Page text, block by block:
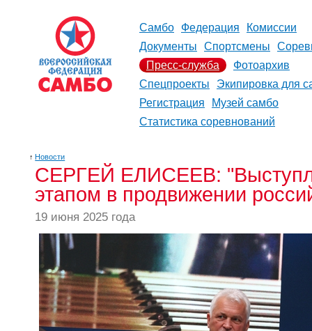
Самбо Федерация
Комиссии
Документы
Спортсмены
Пресс-служба
Фотоархив
Спецпроекты
Экипировка для
Регистрация
Музей самбо
Статистика соревнований
↑ Новости
СЕРГЕЙ ЕЛИСЕЕВ:
этапом в продвижении
19 июня 2025 года